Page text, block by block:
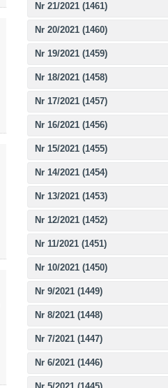
Nr 21/2021 (1461)
Nr 20/2021 (1460)
Nr 19/2021 (1459)
Nr 18/2021 (1458)
Nr 17/2021 (1457)
Nr 16/2021 (1456)
Nr 15/2021 (1455)
Nr 14/2021 (1454)
Nr 13/2021 (1453)
Nr 12/2021 (1452)
Nr 11/2021 (1451)
Nr 10/2021 (1450)
Nr 9/2021 (1449)
Nr 8/2021 (1448)
Nr 7/2021 (1447)
Nr 6/2021 (1446)